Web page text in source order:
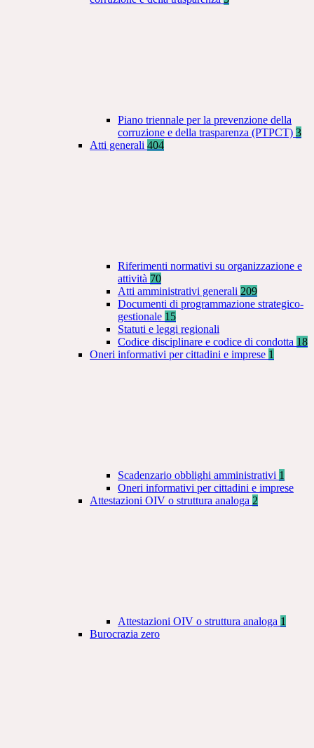
Piano triennale per la prevenzione della
corruzione e della trasparenza (PTPCT) 3
Atti generali 404
Riferimenti normativi su organizzazione e
attività 70
Atti amministrativi generali 209
Documenti di programmazione strategico-
gestionale 15
Statuti e leggi regionali
Codice disciplinare e codice di condotta 18
Oneri informativi per cittadini e imprese 1
Scadenzario obblighi amministrativi 1
Oneri informativi per cittadini e imprese
Attestazioni OIV o struttura analoga 2
Attestazioni OIV o struttura analoga 1
Burocrazia zero